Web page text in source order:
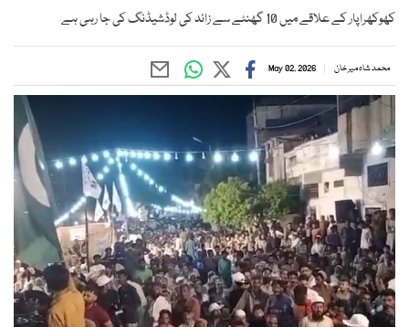
کھوکھراپار کے علاقے میں 10 گھنٹے سے زائد کی لوڈشیڈنگ کی جا رہی ہے
محمد شاہ میر خان May 02, 2026